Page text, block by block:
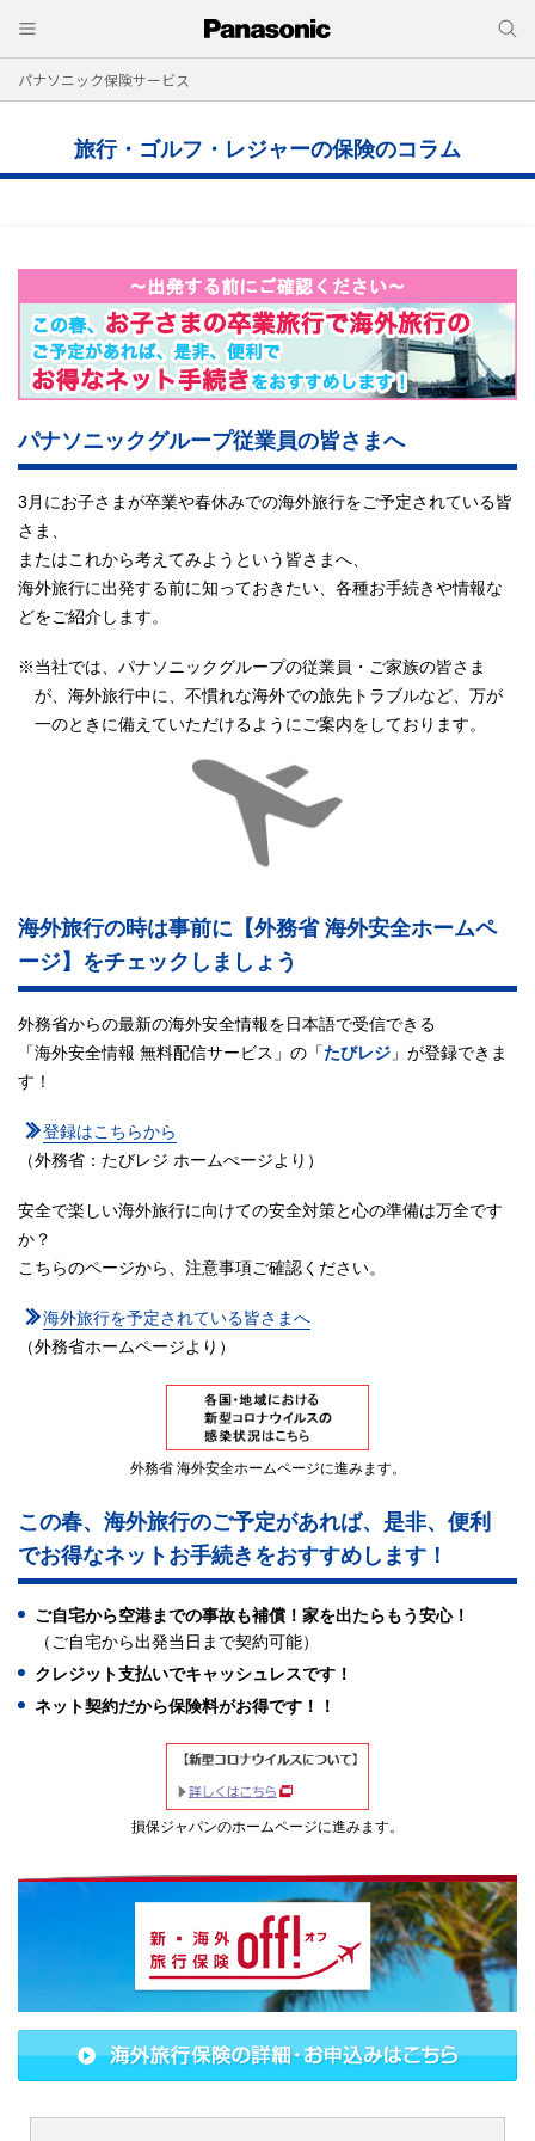
パナソニック保険サービス
旅行・ゴルフ・レジャーの保険のコラム
パナソニックグループ従業員の皆さまへ
3月にお子さまが卒業や春休みでの海外旅行をご予定されている皆
さま、
またはこれから考えてみようという皆さまへ、
海外旅行に出発する前に知っておきたい、各種お手続きや情報な
どをご紹介します。
※当社では、パナソニックグループの従業員・ご家族の皆さま
が、海外旅行中に、不慣れな海外での旅先トラブルなど、万が
一のときに備えていただけるようにご案内をしております。
海外旅行の時は事前に【外務省 海外安全ホームペ
ージ】をチェックしましょう
外務省からの最新の海外安全情報を日本語で受信できる
「海外安全情報 無料配信サービス」の「たびレジ 」が登録できま
す！
登録はこちらから
（外務省：たびレジ ホームぺージより）
安全で楽しい海外旅行に向けての安全対策と心の準備は万全です
か？
こちらのページから、注意事項ご確認ください。
海外旅行を予定されている皆さまへ
（外務省ホームページより）
外務省 海外安全ホームページに進みます。
この春、海外旅行のご予定があれば、 是非、便利
でお得なネットお手続きをおすすめします！
ご自宅から空港までの事故も補償！家を出たらもう安心！
（ご自宅から出発当日まで契約可能）
クレジット支払いでキャッシュレスです！
ネット契約だから保険料がお得です！！
損保ジャパンのホームページに進みます。